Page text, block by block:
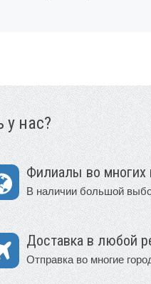
у нас?
Филиалы во многих
В наличии большой
Доставка в любой
Отправка во многие